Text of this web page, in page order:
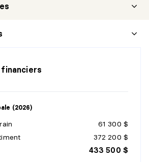
X 8'4"
(2026)
61 300 $
372 200 $
433 500 $